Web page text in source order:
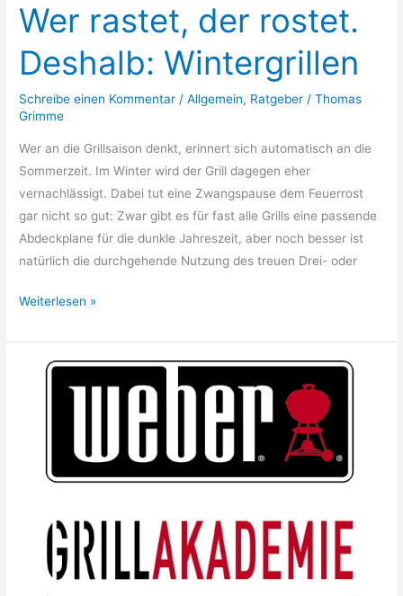
Wer rastet, der rostet.
Deshalb: Wintergrillen
Schreibe einen Kommentar /Allgemein, Ratgeber /Thomas
Grimme
Wer an die Grillsaison denkt, erinnert sich automatisch an die
Sommerzeit. Im Winter wird der Grill dagegen eher
vernachlässigt. Dabei tut eine Zwangspause dem Feuerrost
gar nicht so gut: Zwar gibt es für fast alle Grills eine passende
Abdeckplane für die dunkle Jahreszeit, aber noch besser ist
natürlich die durchgehende Nutzung des treuen Drei- oder
Wer
der
rostet.
Deshalb:
Weiterlesen »